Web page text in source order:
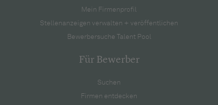
Mein Firmenprofil
Stellenanzeigen verwalten + veröffentlichen
Bewerbersuche Talent Pool
Für Bewerber
Suchen
Firmen entdecken